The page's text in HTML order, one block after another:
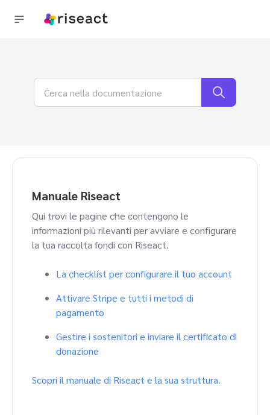
Manuale Riseact
Qui trovi le pagine che contengono le
informazioni più rilevanti per avviare e configurare
la tua raccolta fondi con Riseact.
La checklist per configurare il tuo account
Attivare Stripe e tutti i metodi di
pagamento
Gestire i sostenitori e inviare il certificato di
donazione
Scopri il manuale di Riseact e la sua struttura.